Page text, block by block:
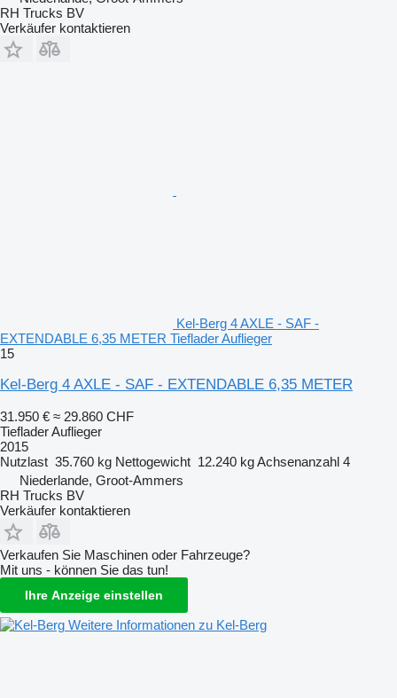
RH Trucks BV
Verkäufer kontaktieren
Kel-Berg 4 AXLE - SAF -
EXTENDABLE 6,35 METER Tieflader Auflieger
15
Kel-Berg 4 AXLE - SAF - EXTENDABLE 6,35 METER
31.950 € ≈ 29.860 CHF
Tieflader Auflieger
2015
Nutzlast 35.760 kg Nettogewicht 12.240 kgAchsenanzahl 4
Niederlande, Groot-Ammers
RH Trucks BV
Verkäufer kontaktieren
Verkaufen Sie Maschinen oder Fahrzeuge?
Mit uns - können Sie das tun!
Ihre Anzeige einstellen
Weitere Informationen zu Kel-Berg